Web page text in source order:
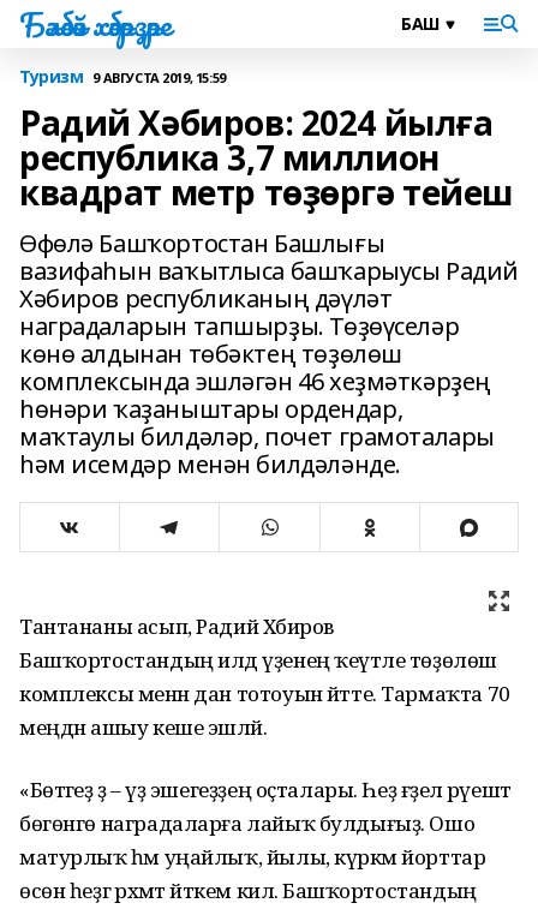
Бәләбәй хәбәрҙәре
Туризм 9 АВГУСТА 2019, 15:59
Радий Хәбиров: 2024 йылға
республика 3,7 миллион
квадрат метр төҙөргә тейеш
Өфөлә Башҡортостан Башлығы
вазифаһын ваҡытлыса башҡарыусы Радий
Хәбиров республиканың дәүләт
наградаларын тапшырҙы. Төҙөүселәр
көнө алдынан төбәктең төҙөлөш
комплексында эшләгән 46 хеҙмәткәрҙең
һөнәри ҡаҙаныштары ордендар,
маҡтаулы билдәләр, почет грамоталары
һәм исемдәр менән билдәләнде.
Тантананы асып, Радий Хәбиров
Башҡортостандың илдә үҙенең ҡеүәтле төҙөлөш
комплексы менән дан тотоуын әйтте. Тармаҡта 70
меңдән ашыу кеше эшләй.
«Бөтәгеҙ ҙә – үҙ эшегеҙҙең оҫталары. Һеҙ ғәҙел рәүештә
бөгөнгө наградаларға лайыҡ булдығыҙ. Ошо
матурлыҡ һәм уңайлыҡ, йылы, күркәм йорттар
өсөн һеҙгә рәхмәт әйткем килә. Башҡортостандың